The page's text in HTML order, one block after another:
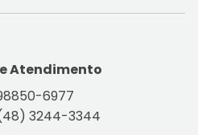
Atendimento
6977
3244-3344